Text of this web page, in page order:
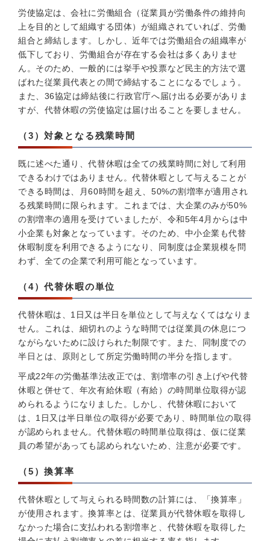
労使協定は、会社に労働組合（従業員が労働条件の維持向
上を目的として組織する団体）が組織されていれば、労働
組合と締結します。しかし、近年では労働組合の組織率が
低下しており、労働組合が存在する会社は多くありませ
ん。そのため、一般的には挙手や投票など民主的方法で選
ばれた従業員代表との間で締結することになるでしょう。
また、36協定は締結後に行政官庁へ届け出る必要がありま
すが、代替休暇の労使協定は届け出ることを要しません。
（3）対象となる残業時間
既に述べた通り、代替休暇は全ての残業時間に対して利用
できるわけではありません。代替休暇として与えることが
できる時間は、月60時間を超え、50%の割増率が適用され
る残業時間に限られます。これまでは、大企業のみが50%
の割増率の適用を受けていましたが、令和5年4月からは中
小企業も対象となっています。そのため、中小企業も代替
休暇制度を利用できるようになり、同制度は企業規模を問
わず、全ての企業で利用可能となっています。
（4）代替休暇の単位
代替休暇は、1日又は半日を単位として与えなくてはなりま
せん。これは、細切れのような時間では従業員の休息につ
ながらないために設けられた制限です。また、同制度での
半日とは、原則として所定労働時間の半分を指します。
平成22年の労働基準法改正では、割増率の引き上げや代替
休暇と併せて、年次有給休暇（有給）の時間単位取得が認
められるようになりました。しかし、代替休暇において
は、1日又は半日単位の取得が必要であり、時間単位の取得
が認められません。代替休暇の時間単位取得は、仮に従業
員の希望があっても認められないため、注意が必要です。
（5）換算率
代替休暇として与えられる時間数の計算には、「換算率」
が使用されます。換算率とは、従業員が代替休暇を取得し
なかった場合に支払われる割増率と、代替休暇を取得した